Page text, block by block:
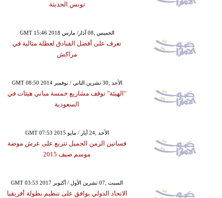
تونس الحديثة
GMT 15:46 2018 الخميس ,08 آذار/ مارس
تعرف على أفضل الفنادق لعطلة مثالية في
مراكش
GMT 08:50 2014 الأحد ,30 تشرين الثاني / نوفمبر
"الهيئة" توقف مشاريع خمسة مباني هيئات في
السعودية
GMT 07:53 2015 الأحد ,24 أيار / مايو
فساتين الزمن الجميل تتربع على عرش موضة
موسم صيف 2015
GMT 03:53 2017 السبت ,07 تشرين الأول / أكتوبر
الاتحاد الدولي يوافق على تنظيم بطولة أفريقيا